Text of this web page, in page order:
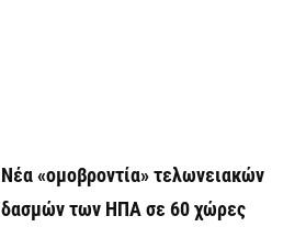
Νέα «ομοβροντία» τελωνειακών
δασμών των ΗΠΑ σε 60 χώρες